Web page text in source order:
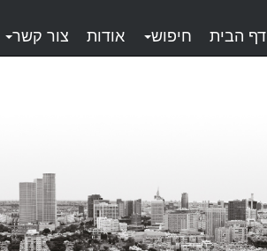
צור קשר אודות חיפוש דף הבית